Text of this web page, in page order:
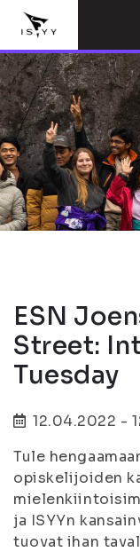
ESN
Street:
Tuesday
12.04.2022 -
Tule
opiskelijoiden
ja ISYYn
tuovat ihan